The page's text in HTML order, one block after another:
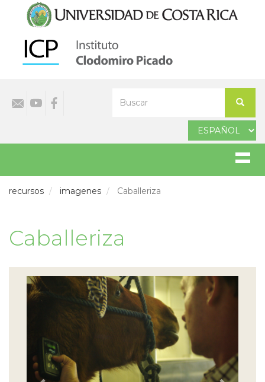
contenido
principal
Buscar
your
recursos imagenes Caballeriza
Caballeriza
Previous Next